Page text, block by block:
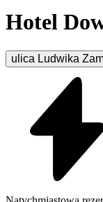
Hotel
ulica Ludwika